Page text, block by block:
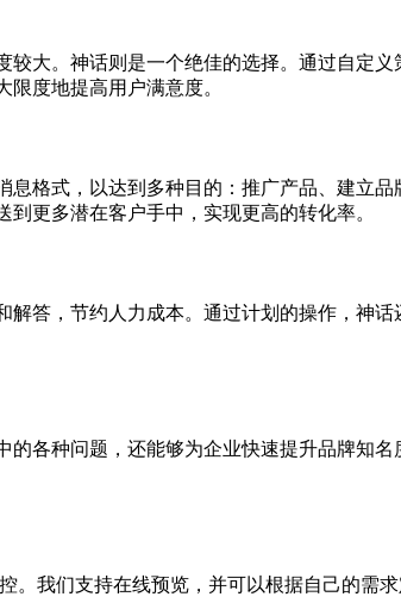
大。神话则是一个绝佳的选择。通过自定
度地提高用户满意度。
格式，以达到多种目的：推广产品、建立
更多潜在客户手中，实现更高的转化率。
答，节约人力成本。通过计划的操作，神
各种问题，还能够为企业快速提升品牌知
我们支持在线预览，并可以根据自己的需